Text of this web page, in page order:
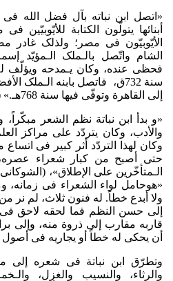
«اتصل ابن نباته بآل فضل الله
أبنائها یتولّون الکتابة
الشام واتّصل بالـملک الـمؤیّد
فحظی عنده، وکان یـمدحه ویؤلّف
إلی القاهرة وتوفّی فیها سنة 768هـ.» (الـمصدر نفسه: 3/794-795).
«و بدأ ابن نباتة نظم الشعر
والأدب، وکان یتردّد علی مراکز
وکان لهذا التردّد أثر کبیر فی
حتى أصبح من کبار شعراء
«هوحامل لواء الشعراء فی زمانه،
ولا أبدع خطاً. له فنون ثلاث، لم نر
إلی حسن النظم فما لحقه لاحق فی
قاربه مقارب إلی ذروة منه، وإلی
أن یحکی له خطاً أو یجاریه فی أصول
وتطرّق ابن نباتة فی شعره إلی
والرثاء، والنسیب والغزل،